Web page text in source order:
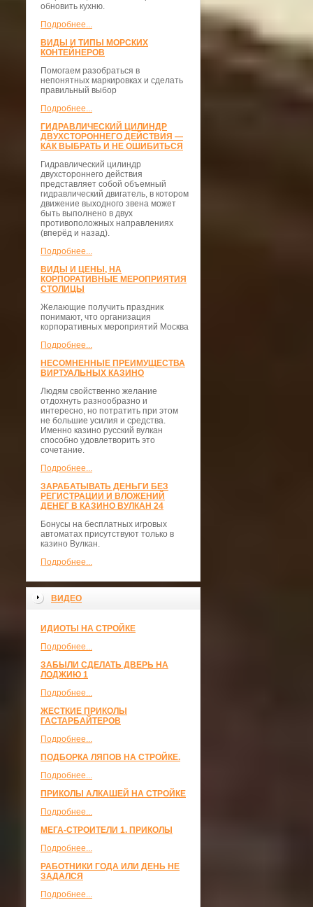
обновить кухню.
Подробнее...
ВИДЫ И ТИПЫ МОРСКИХ
КОНТЕЙНЕРОВ
Помогаем разобраться в
непонятных маркировках и сделать
правильный выбор
Подробнее...
ГИДРАВЛИЧЕСКИЙ ЦИЛИНДР
ДВУХСТОРОННЕГО ДЕЙСТВИЯ —
КАК ВЫБРАТЬ И НЕ ОШИБИТЬСЯ
Гидравлический цилиндр
двухстороннего действия
представляет собой объемный
гидравлический двигатель, в котором
движение выходного звена может
быть выполнено в двух
противоположных направлениях
(вперёд и назад).
Подробнее...
ВИДЫ И ЦЕНЫ, НА
КОРПОРАТИВНЫЕ МЕРОПРИЯТИЯ
СТОЛИЦЫ
Желающие получить праздник
понимают, что организация
корпоративных мероприятий Москва
Подробнее...
НЕСОМНЕННЫЕ ПРЕИМУЩЕСТВА
ВИРТУАЛЬНЫХ КАЗИНО
Людям свойственно желание
отдохнуть разнообразно и
интересно, но потратить при этом
не большие усилия и средства.
Именно казино русский вулкан
способно удовлетворить это
сочетание.
Подробнее...
ЗАРАБАТЫВАТЬ ДЕНЬГИ БЕЗ
РЕГИСТРАЦИИ И ВЛОЖЕНИЙ
ДЕНЕГ В КАЗИНО ВУЛКАН 24
Бонусы на бесплатных игровых
автоматах присутствуют только в
казино Вулкан.
Подробнее...
ВИДЕО
ИДИОТЫ НА СТРОЙКЕ
Подробнее...
ЗАБЫЛИ СДЕЛАТЬ ДВЕРЬ НА
ЛОДЖИЮ 1
Подробнее...
ЖЕСТКИЕ ПРИКОЛЫ
ГАСТАРБАЙТЕРОВ
Подробнее...
ПОДБОРКА ЛЯПОВ НА СТРОЙКЕ.
Подробнее...
ПРИКОЛЫ АЛКАШЕЙ НА СТРОЙКЕ
Подробнее...
МЕГА-СТРОИТЕЛИ 1. ПРИКОЛЫ
Подробнее...
РАБОТНИКИ ГОДА ИЛИ ДЕНЬ НЕ
ЗАДАЛСЯ
Подробнее...